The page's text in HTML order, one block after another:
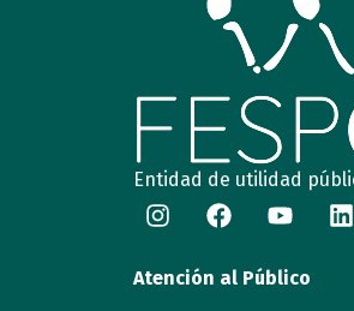
Entidad de utilidad
Atención al Público